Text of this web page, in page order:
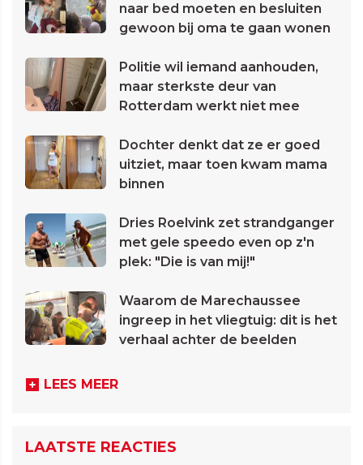
naar bed moeten en besluiten
gewoon bij oma te gaan wonen
Politie wil iemand aanhouden,
maar sterkste deur van
Rotterdam werkt niet mee
Dochter denkt dat ze er goed
uitziet, maar toen kwam mama
binnen
Dries Roelvink zet strandganger
met gele speedo even op z'n
plek: "Die is van mij!"
Waarom de Marechaussee
ingreep in het vliegtuig: dit is het
verhaal achter de beelden
LEES MEER
LAATSTE REACTIES